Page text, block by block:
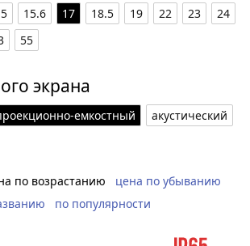
15.6 17 18.5 19 22 23
24
55
экрана
емкостный
акустический
по возрастанию
цена по убыванию
по популярности